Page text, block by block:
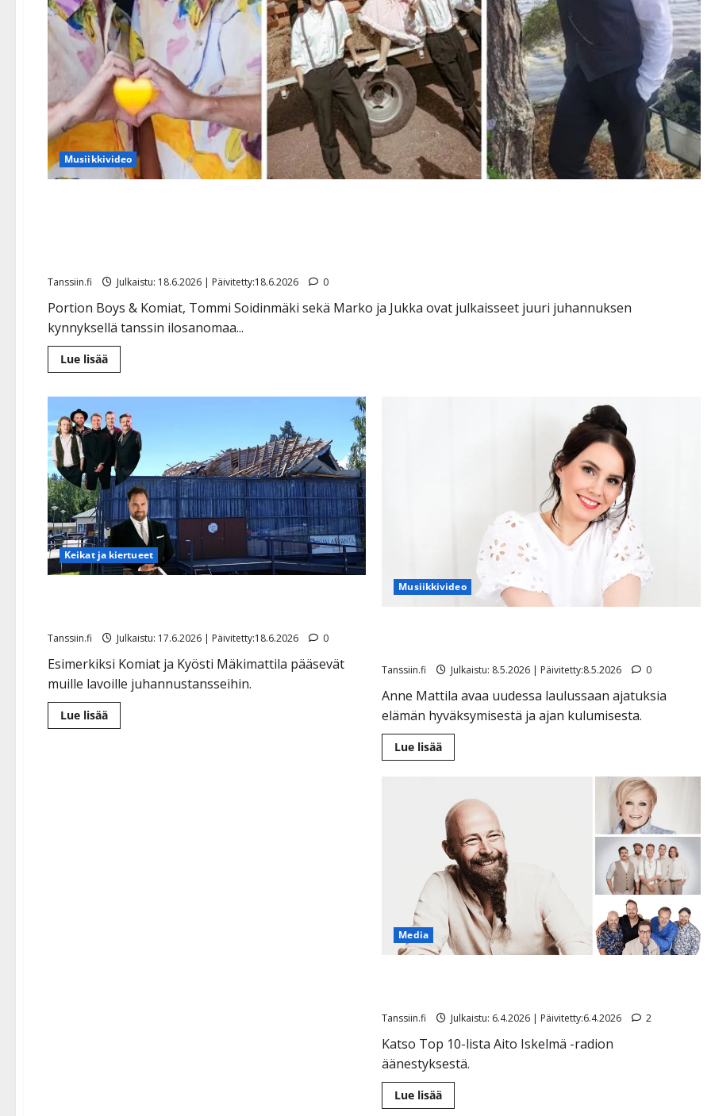
Musiikkivideo
Tanssiin.fi Julkaistu: 18.6.2026 | Päivitetty:18.6.2026 0
Portion Boys & Komiat, Tommi Soidinmäki sekä Marko ja Jukka ovat julkaisseet juuri juhannuksen
kynnyksellä tanssin ilosanomaa...
Lue lisääLue
lisää
–
kolme
uutta
kesähittiä
vie
suoraan
lavatunnelmaan
Keikat ja kiertueet
Tanssiin.fi Julkaistu: 17.6.2026 | Päivitetty:18.6.2026 0
Esimerkiksi Komiat ja Kyösti Mäkimattila pääsevät
muille lavoille juhannustansseihin.
Lue lisääLue
lisää
Musiikkivideo
Tanssiin.fi Julkaistu: 8.5.2026 | Päivitetty:8.5.2026 0
Anne Mattila avaa uudessa laulussaan ajatuksia
elämän hyväksymisestä ja ajan kulumisesta.
Lue lisääLue
lisää
pysähtyi
elämän
äärelle:
”Kaikkeen
emme
voi
vaikuttaa”
–
kuuntele
uutuus
Media
Tanssiin.fi Julkaistu: 6.4.2026 | Päivitetty:6.4.2026 2
Katso Top 10-lista Aito Iskelmä -radion
äänestyksestä.
Lue lisääLue
lisää